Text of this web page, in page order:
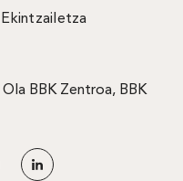
Ekintzailetza
Ola BBK Zentroa, BBK